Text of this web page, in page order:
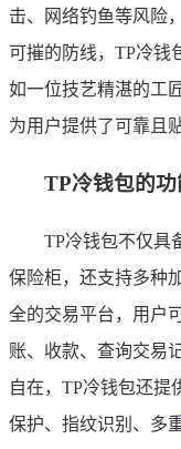
击、网络钓鱼等风险
可摧的防线，TP冷钱
如一位技艺精湛的工
为用户提供了可靠且
TP冷钱包的
TP冷钱包不仅具
保险柜，还支持多种
全的交易平台，用户
账、收款、查询交易
自在，TP冷钱包还提
保护、指纹识别、多